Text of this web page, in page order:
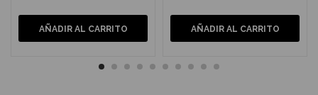
AÑADIR AL CARRITO AÑADIR AL CARRITO